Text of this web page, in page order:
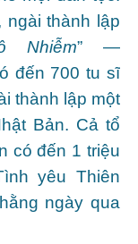
thành lập
Nhiễm” —
đến 700 tu sĩ
thành lập một
Bản. Cả tổ
có đến 1 triệu
yêu Thiên
ngày qua